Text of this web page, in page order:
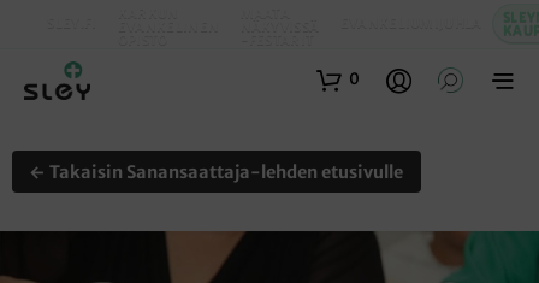
0
← Takaisin Sanansaattaja-lehden etusivulle